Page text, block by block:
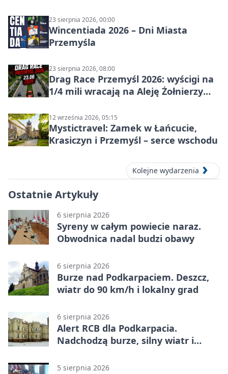
23 sierpnia 2026, 00:00
Wincentiada 2026 – Dni Miasta
Przemyśla
23 sierpnia 2026, 08:00
Drag Race Przemyśl 2026: wyścigi na
1/4 mili wracają na Aleję Żołnierzy
12 września 2026, 05:15
Mystictravel: Zamek w Łańcucie,
Krasiczyn i Przemyśl – serce wschodu
Kolejne wydarzenia
Ostatnie Artykuły
6 sierpnia 2026
Syreny w całym powiecie naraz.
Obwodnica nadal budzi obawy
6 sierpnia 2026
Burze nad Podkarpaciem. Deszcz,
wiatr do 90 km/h i lokalny grad
6 sierpnia 2026
Alert RCB dla Podkarpacia.
Nadchodzą burze, silny wiatr i
5 sierpnia 2026